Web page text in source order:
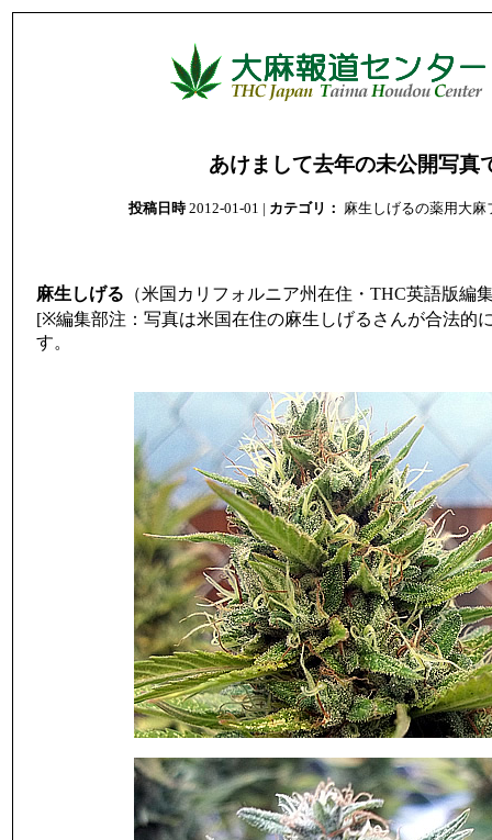
あけまして去年の未公開写真
投稿日時2012-01-01 | カテゴリ： 麻生しげるの薬用大
麻生しげる （米国カリフォルニア州在住・THC英語版編
[※編集部注：写真は米国在住の麻生しげるさんが合法的
す。